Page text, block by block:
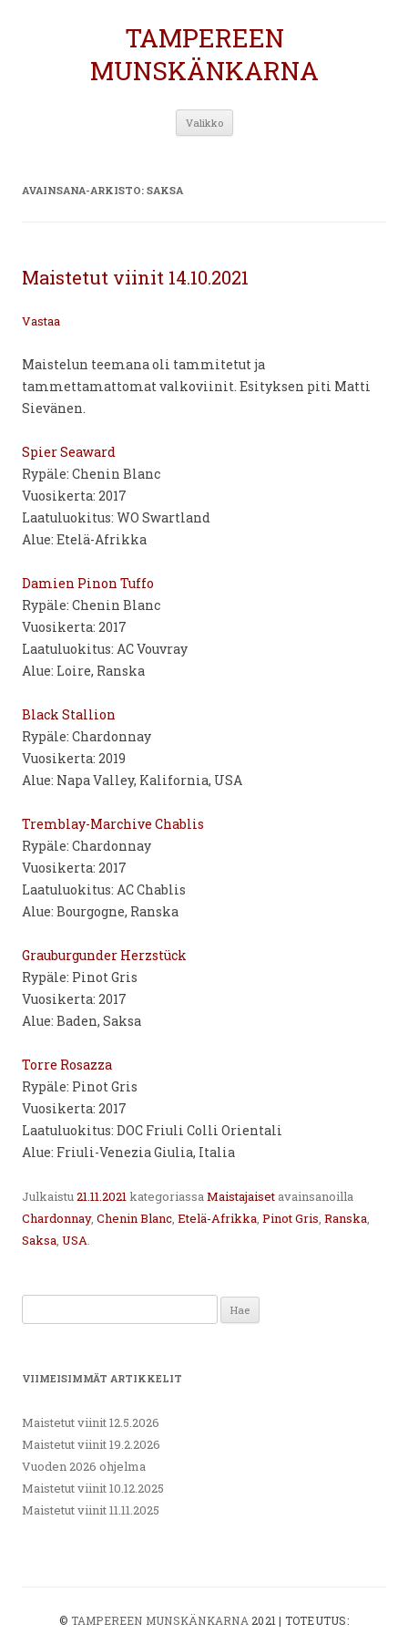
TAMPEREEN
MUNSKÄNKARNA
Valikko Siirry
AVAINSANA-ARKISTO: SAKSA
Maistetut viinit 14.10.2021
Vastaa
Maistelun teemana oli tammitetut ja
tammettamattomat valkoviinit. Esityksen piti Matti
Sievänen.
Spier Seaward
Rypäle: Chenin Blanc
Vuosikerta: 2017
Laatuluokitus: WO Swartland
Alue: Etelä-Afrikka
Damien Pinon Tuffo
Rypäle: Chenin Blanc
Vuosikerta: 2017
Laatuluokitus: AC Vouvray
Alue: Loire, Ranska
Black Stallion
Rypäle: Chardonnay
Vuosikerta: 2019
Alue: Napa Valley, Kalifornia, USA
Tremblay-Marchive Chablis
Rypäle: Chardonnay
Vuosikerta: 2017
Laatuluokitus: AC Chablis
Alue: Bourgogne, Ranska
Grauburgunder Herzstück
Rypäle: Pinot Gris
Vuosikerta: 2017
Alue: Baden, Saksa
Torre Rosazza
Rypäle: Pinot Gris
Vuosikerta: 2017
Laatuluokitus: DOC Friuli Colli Orientali
Alue: Friuli-Venezia Giulia, Italia
Julkaistu21.11.2021kategoriassaMaistajaiset avainsanoilla
Chardonnay, Chenin Blanc, Etelä-Afrikka, Pinot Gris, Ranska,
Saksa, USA.
VIIMEISIMMÄT ARTIKKELIT
Maistetut viinit 12.5.2026
Maistetut viinit 19.2.2026
Vuoden 2026 ohjelma
Maistetut viinit 10.12.2025
Maistetut viinit 11.11.2025
© TAMPEREEN MUNSKÄNKARNA 2021 | TOTEUTUS: